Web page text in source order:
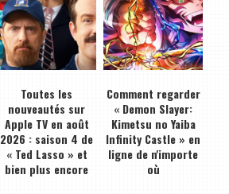
Toutes les
nouveautés sur
Apple TV en août
2026 : saison 4 de
« Ted Lasso » et
bien plus encore
Comment regarder
« Demon Slayer:
Kimetsu no Yaiba
Infinity Castle » en
ligne de n'importe
où